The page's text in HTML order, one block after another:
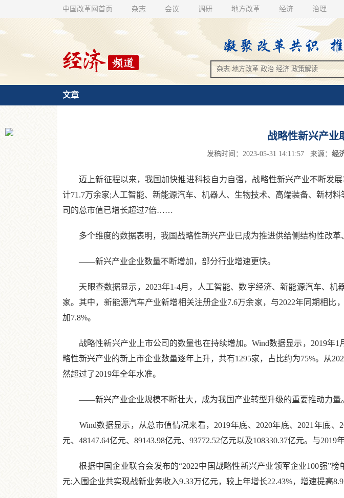
中国改革网首页 杂志 会议 调研 地方改革 经济 治理
文章
战略性新兴产业
发稿时间：2023-05-31 14:11:57 来源： 经
迈上新征程以来，我国加快推进科技自力自强，战略性新兴产业不断发展
计71.7万余家;人工智能、新能源汽车、机器人、生物技术、高端装备、新材
司的总市值已增长超过7倍……
多个维度的数据表明，我国战略性新兴产业已成为推进供给侧结构性改革
——新兴产业企业数量不断增加，部分行业增速更快。
天眼查数据显示，2023年1-4月，人工智能、数字经济、新能源汽车、机
家。其中，新能源汽车产业新增相关注册企业7.6万余家，与2022年同期相比
加7.8%。
战略性新兴产业上市公司的数量也在持续增加。Wind数据显示，2019年1
略性新兴产业的新上市企业数量逐年上升，共有1295家，占比约为75%。从
然超过了2019年全年水准。
——新兴产业企业规模不断壮大，成为我国产业转型升级的重要推动力量
Wind数据显示，从总市值情况来看，2019年底、2020年底、2021年底、
元、48147.64亿元、89143.98亿元、93772.52亿元以及108330.37亿元。与
根据中国企业联合会发布的“2022中国战略性新兴产业领军企业100强”榜
元;入围企业共实现战新业务收入9.33万亿元，较上年增长22.43%，增速提高